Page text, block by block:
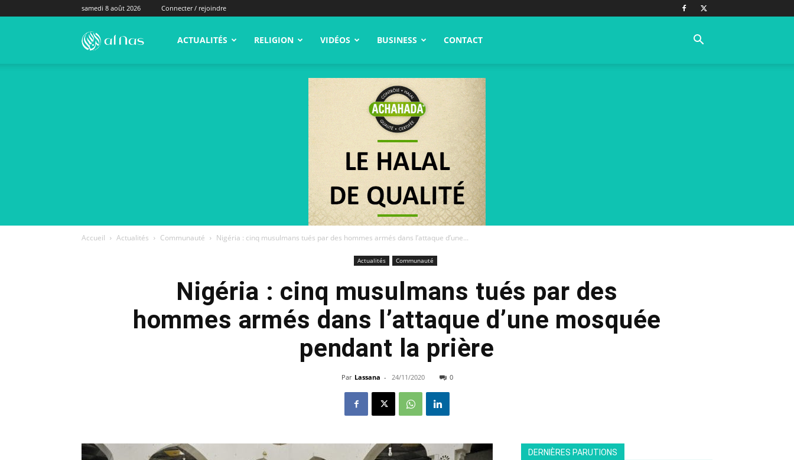
samedi 8 août 2026 Connecter / rejoindre
alNas.fr ACTUALITÉS RELIGION VIDÉOS BUSINESS CONTACT
Accueil Actualités Communauté Nigéria : cinq musulmans tués par des hommes armés dans l’attaque d’une...
Actualités Communauté
Nigéria : cinq musulmans tués par des
hommes armés dans l’attaque d’une mosquée
pendant la prière
Par Lassana - 24/11/2020 0
DERNIÈRES PARUTIONS